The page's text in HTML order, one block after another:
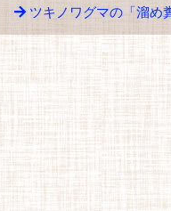
ツキノワグマの「溜め